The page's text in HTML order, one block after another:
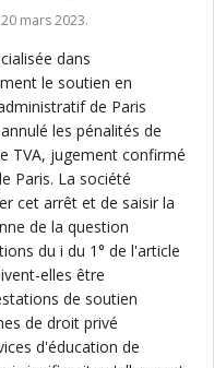
mars 2023.
dans
le soutien en
de Paris
les pénalités de
TVA, jugement confirmé
Paris. La société
cet arrêt et de saisir la
de la question
du i du 1° de l'article
elles être
de soutien
de droit privé
d'éducation de